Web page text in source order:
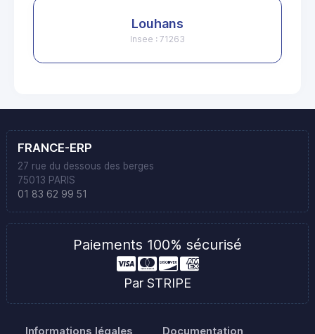
Louhans
Insee : 71263
FRANCE-ERP
27 rue du dessous des berges
75013 PARIS
01 83 62 99 51
Paiements 100% sécurisé
Par STRIPE
Informations légales Documentation